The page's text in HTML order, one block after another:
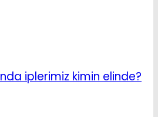
iplerimiz kimin elinde?